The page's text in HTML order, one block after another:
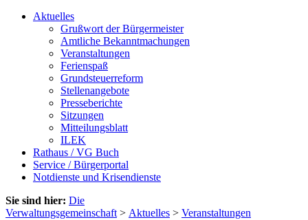
Aktuelles
Grußwort der Bürgermeister
Amtliche Bekanntmachungen
Veranstaltungen
Ferienspaß
Grundsteuerreform
Stellenangebote
Presseberichte
Sitzungen
Mitteilungsblatt
ILEK
Rathaus / VG Buch
Service / Bürgerportal
Notdienste und Krisendienste
Sie sind hier: Die
Verwaltungsgemeinschaft > Aktuelles > Veranstaltungen